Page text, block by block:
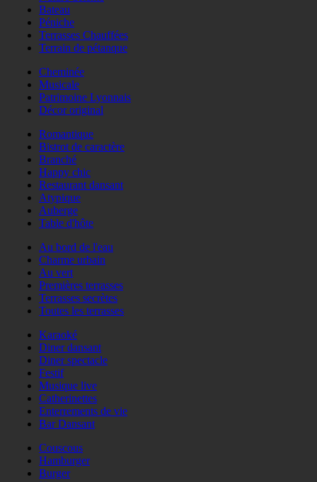
Bateau
Péniche
Terrasses Chauffées
Terrain de pétanque
Cheminée
Musicale
Patrimoine Lyonnais
Décor original
Romantique
Bistrot de caractère
Branché
Happy chic
Restaurant dansant
Atypique
Auberge
Table d'hôte
Au bord de l'eau
Charme urbain
Au vert
Premières terrasses
Terrasses secrètes
Toutes les terrasses
Karaoké
Diner dansant
Diner spectacle
Festif
Musique live
Catherinettes
Enterrements de vie
Bar Dansant
Couscous
Hamburger
Burger